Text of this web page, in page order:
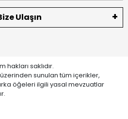
Ulaşın
hakları saklıdır.
sunulan tüm içerikler,
öğeleri ilgili yasal mevzuatlar